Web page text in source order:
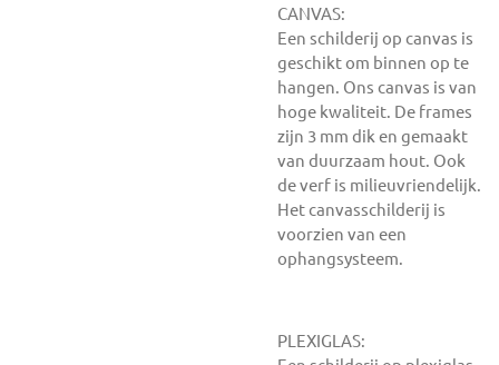
CANVAS:
Een schilderij op canvas is
geschikt om binnen op te
hangen. Ons canvas is van
hoge kwaliteit. De frames
zijn 3 mm dik en gemaakt
van duurzaam hout. Ook
de verf is milieuvriendelijk.
Het canvasschilderij is
voorzien van een
ophangsysteem.
PLEXIGLAS: